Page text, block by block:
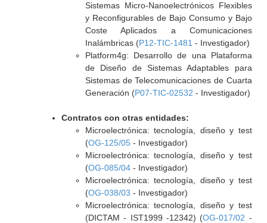
Sistemas Micro-Nanoelectrónicos Flexibles
y Reconfigurables de Bajo Consumo y Bajo
Coste Aplicados a Comunicaciones
Inalámbricas (P12-TIC-1481 - Investigador)
Platform4g: Desarrollo de una Plataforma
de Diseño de Sistemas Adaptables para
Sistemas de Telecomunicaciones de Cuarta
Generación (P07-TIC-02532 - Investigador)
Contratos con otras entidades:
Microelectrónica: tecnología, diseño y test
(OG-125/05- Investigador)
Microelectrónica: tecnología, diseño y test
(OG-085/04- Investigador)
Microelectrónica: tecnología, diseño y test
(OG-038/03 - Investigador)
Microelectrónica: tecnología, diseño y test
(DICTAM - IST1999 -12342) (OG-017/02 -